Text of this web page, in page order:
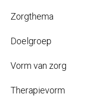
Zorgthema
Doelgroep
Vorm van zorg
Therapievorm